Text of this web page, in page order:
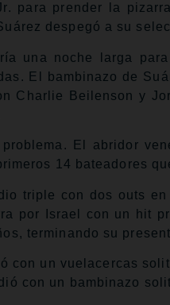
para prender la
despegó a su
una noche larga
El bambinazo de
Charlie Beilenson y
El abridor
14 bateadores
triple con dos outs
por Israel con un hit
terminando su
con un vuelacercas
con un bambinazo